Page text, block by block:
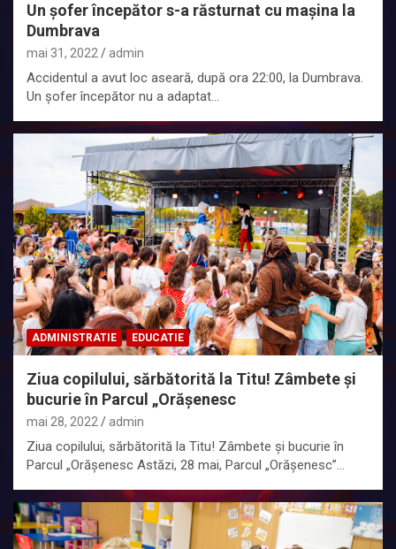
Un șofer începător s-a răsturnat cu mașina la
Dumbrava
mai 31, 2022 admin
Accidentul a avut loc aseară, după ora 22:00, la Dumbrava.
Un șofer începător nu a adaptat…
ADMINISTRATIE EDUCATIE
Ziua copilului, sărbătorită la Titu! Zâmbete și
bucurie în Parcul „Orășenesc
mai 28, 2022 admin
Ziua copilului, sărbătorită la Titu! Zâmbete și bucurie în
Parcul „Orășenesc Astăzi, 28 mai, Parcul „Orășenesc”…